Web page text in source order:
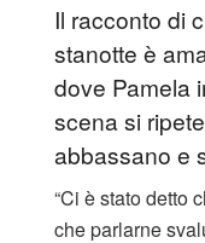
Il racconto di
stanotte è
dove Pamela
scena si
abbassano e
“Ci è stato detto
che parlarne